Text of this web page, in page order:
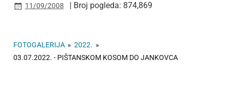
11/09/2008 | Broj pogleda: 874,869
FOTOGALERIJA » 2022. »
03.07.2022. - PIŠTANSKOM KOSOM DO JANKOVCA